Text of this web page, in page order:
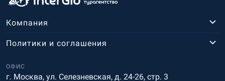
Компания
ОФИС
г. Москва, ул. Селезневская, д. 24-26, стр. 3
Политики и соглашения